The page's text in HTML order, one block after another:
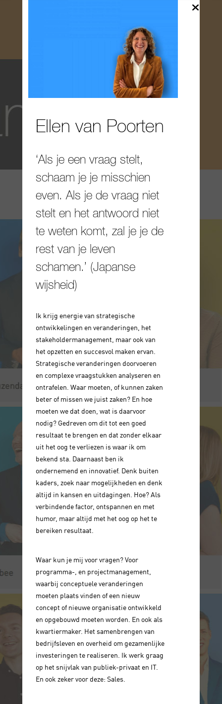
Ellen van Poorten
‘Als je een vraag stelt,
schaam je je misschien
even. Als je de vraag niet
stelt en het antwoord niet
te weten komt, zal je je de
rest van je leven
schamen.’ (Japanse
wijsheid)
Ik krijg energie van strategische
ontwikkelingen en veranderingen, het
stakeholdermanagement, maar ook van
het opzetten en succesvol maken ervan.
Strategische veranderingen doorvoeren
en complexe vraagstukken analyseren en
ontrafelen. Waar moeten, of kunnen zaken
beter of missen we juist zaken? En hoe
moeten we dat doen, wat is daarvoor
nodig? Gedreven om dit tot een goed
resultaat te brengen en dat zonder elkaar
uit het oog te verliezen is waar ik om
bekend sta. Daarnaast ben ik
ondernemend en innovatief. Denk buiten
kaders, zoek naar mogelijkheden en denk
altijd in kansen en uitdagingen. Hoe? Als
verbindende factor, ontspannen en met
humor, maar altijd met het oog op het te
bereiken resultaat.
Waar kun je mij voor vragen? Voor
programma-, en projectmanagement,
waarbij conceptuele veranderingen
moeten plaats vinden of een nieuw
concept of nieuwe organisatie ontwikkeld
en opgebouwd moeten worden. En ook als
kwartiermaker. Het samenbrengen van
bedrijfsleven en overheid om gezamenlijke
investeringen te realiseren. Ik werk graag
op het snijvlak van publiek-privaat en IT.
En ook zeker voor deze: Sales.